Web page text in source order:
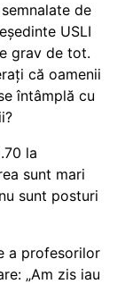
de
USLI
grav de tot.
că oamenii
întâmplă cu
la
sunt mari
sunt posturi
a profesorilor
„Am zis iau